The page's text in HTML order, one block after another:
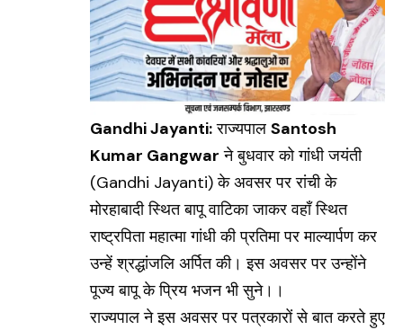
Gandhi Jayanti:राज्यपाल Santosh
Kumar Gangwar ने बुधवार को गांधी जयंती
(Gandhi Jayanti) के अवसर पर रांची के
मोरहाबादी स्थित बापू वाटिका जाकर वहाँ स्थित
राष्ट्रपिता महात्मा गांधी की प्रतिमा पर माल्यार्पण कर
उन्हें श्रद्धांजलि अर्पित की। इस अवसर पर उन्होंने
पूज्य बापू के प्रिय भजन भी सुने।।
राज्यपाल ने इस अवसर पर पत्रकारों से बात करते हुए